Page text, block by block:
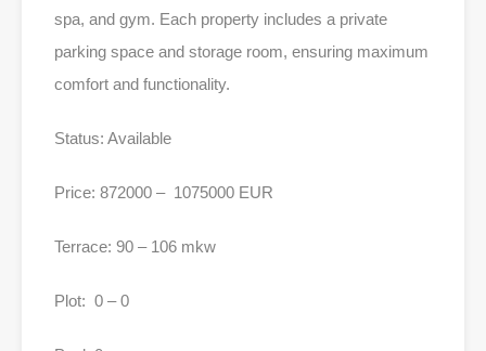
spa, and gym. Each property includes a private
parking space and storage room, ensuring maximum
comfort and functionality.
Status: Available
Price: 872000 – 1075000 EUR
Terrace: 90 – 106 mkw
Plot: 0 – 0